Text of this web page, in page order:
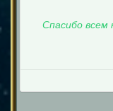
Спасибо всем